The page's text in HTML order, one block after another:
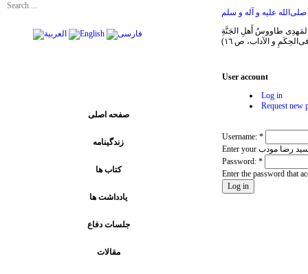
صلی‌الله علیه و آله و سلم
و الآداب، ص ١٦)
صفحه اصلی
زندگینامه
کتاب ها
يادداشت ها
جلسات دفاع
مقالات
User account
Log in
Request new
Username: *
Password: *
Enter the password that